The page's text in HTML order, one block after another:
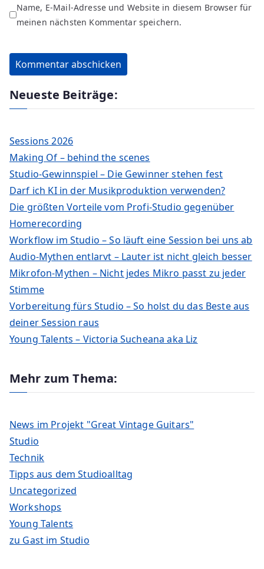
Name, E-Mail-Adresse und Website in diesem Browser für
meinen nächsten Kommentar speichern.
Neueste Beiträge:
Sessions 2026
Making Of – behind the scenes
Studio-Gewinnspiel – Die Gewinner stehen fest
Darf ich KI in der Musikproduktion verwenden?
Die größten Vorteile vom Profi-Studio gegenüber
Homerecording
Workflow im Studio – So läuft eine Session bei uns ab
Audio-Mythen entlarvt – Lauter ist nicht gleich besser
Mikrofon-Mythen – Nicht jedes Mikro passt zu jeder
Stimme
Vorbereitung fürs Studio – So holst du das Beste aus
deiner Session raus
Young Talents – Victoria Sucheana aka Liz
Mehr zum Thema:
News im Projekt "Great Vintage Guitars"
Studio
Technik
Tipps aus dem Studioalltag
Uncategorized
Workshops
Young Talents
zu Gast im Studio